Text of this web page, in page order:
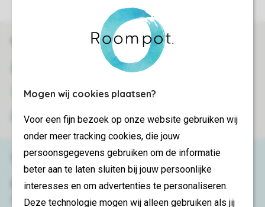
Mogen wij cookies plaatsen?
Voor een fijn bezoek op onze website gebruiken wij
onder meer tracking cookies, die jouw
persoonsgegevens gebruiken om de informatie
beter aan te laten sluiten bij jouw persoonlijke
interesses en om advertenties te personaliseren.
Deze technologie mogen wij alleen gebruiken als jij
Veilig en snel online boeken
Veilige gegevensoverdracht
Veilige betaling
Service & contact
Bekijk deveelgestelde vragenof neem
contact op met het Contact Center .